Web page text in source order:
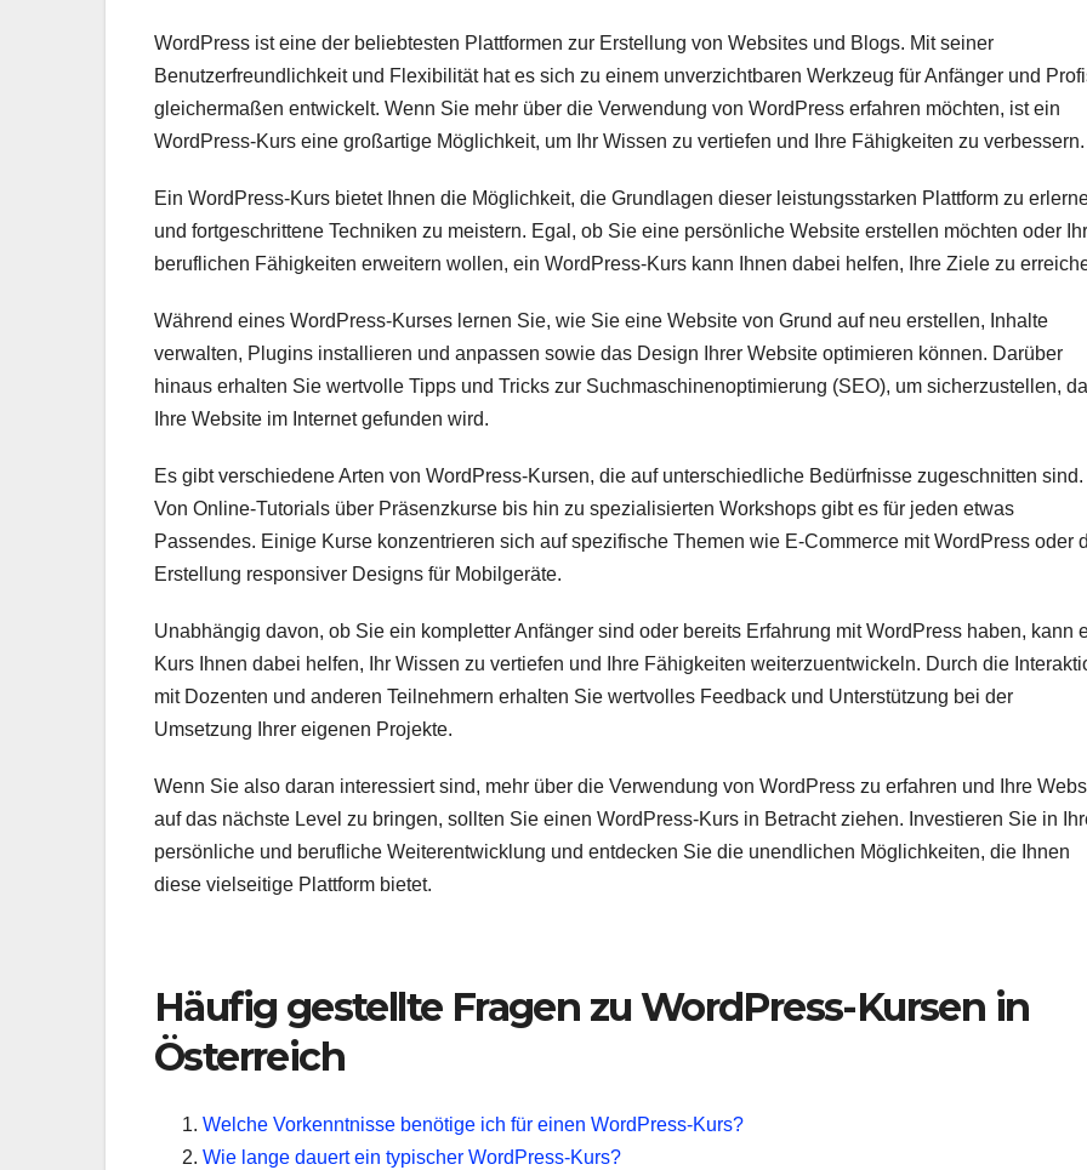
WordPress ist eine der beliebtesten Plattformen zur Erstellung von Websites und Blogs. Mit seiner
Benutzerfreundlichkeit und Flexibilität hat es sich zu einem unverzichtbaren Werkzeug für Anfänger und
gleichermaßen entwickelt. Wenn Sie mehr über die Verwendung von WordPress erfahren möchten, ist ein
WordPress-Kurs eine großartige Möglichkeit, um Ihr Wissen zu vertiefen und Ihre Fähigkeiten zu verbessern.
Ein WordPress-Kurs bietet Ihnen die Möglichkeit, die Grundlagen dieser leistungsstarken Plattform zu
und fortgeschrittene Techniken zu meistern. Egal, ob Sie eine persönliche Website erstellen möchten oder
beruflichen Fähigkeiten erweitern wollen, ein WordPress-Kurs kann Ihnen dabei helfen, Ihre Ziele zu
Während eines WordPress-Kurses lernen Sie, wie Sie eine Website von Grund auf neu erstellen, Inhalte
verwalten, Plugins installieren und anpassen sowie das Design Ihrer Website optimieren können. Darüber
hinaus erhalten Sie wertvolle Tipps und Tricks zur Suchmaschinenoptimierung (SEO), um sicherzustellen,
Ihre Website im Internet gefunden wird.
Es gibt verschiedene Arten von WordPress-Kursen, die auf unterschiedliche Bedürfnisse zugeschnitten sind.
Von Online-Tutorials über Präsenzkurse bis hin zu spezialisierten Workshops gibt es für jeden etwas
Passendes. Einige Kurse konzentrieren sich auf spezifische Themen wie E-Commerce mit WordPress oder
Erstellung responsiver Designs für Mobilgeräte.
Unabhängig davon, ob Sie ein kompletter Anfänger sind oder bereits Erfahrung mit WordPress haben, kann
Kurs Ihnen dabei helfen, Ihr Wissen zu vertiefen und Ihre Fähigkeiten weiterzuentwickeln. Durch die
mit Dozenten und anderen Teilnehmern erhalten Sie wertvolles Feedback und Unterstützung bei der
Umsetzung Ihrer eigenen Projekte.
Wenn Sie also daran interessiert sind, mehr über die Verwendung von WordPress zu erfahren und Ihre
auf das nächste Level zu bringen, sollten Sie einen WordPress-Kurs in Betracht ziehen. Investieren Sie in
persönliche und berufliche Weiterentwicklung und entdecken Sie die unendlichen Möglichkeiten, die Ihnen
diese vielseitige Plattform bietet.
Häufig gestellte Fragen zu WordPress-Kursen in
Österreich
Welche Vorkenntnisse benötige ich für einen WordPress-Kurs?
Wie lange dauert ein typischer WordPress-Kurs?